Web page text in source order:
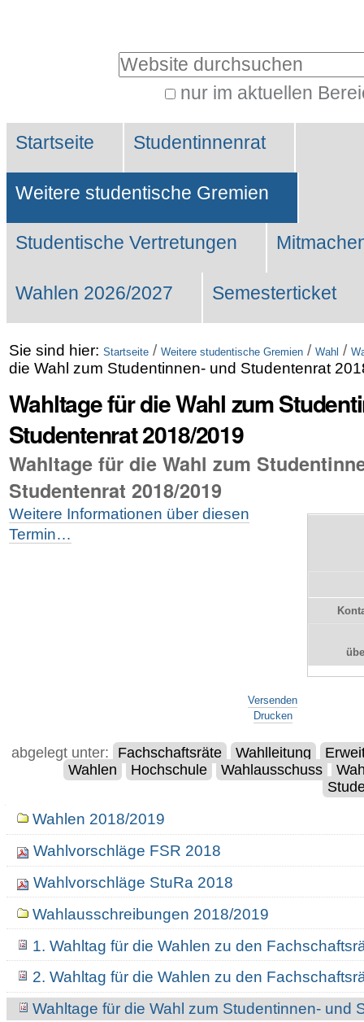
Website durchsuchen
nur im aktuellen
Suche…
Sektionen
Startseite Studentinnenrat
Weitere studentische Gremien
Studentische Vertretungen
Wahlen 2026/2027 Semesterticket
Sie sind hier: Startseite / Weitere studentische Gremien / Wahl /
die Wahl zum Studentinnen- und Studentenrat
Wahltage für die Wahl zum
Studentenrat 2018/2019
Wahltage für die Wahl zum
Studentenrat 2018/2019
Weitere Informationen über diesen
Termin…
Versenden
Drucken
abgelegt unter: Fachschaftsräte Wahlleitung
Wahlen
Hochschule Wahlausschuss
Navigation
Wahlen 2018/2019
Wahlvorschläge FSR 2018
Wahlvorschläge StuRa 2018
Wahlausschreibungen 2018/2019
1. Wahltag für die Wahlen zu den
2. Wahltag für die Wahlen zu den
Wahltage für die Wahl zum Studentinnen- und